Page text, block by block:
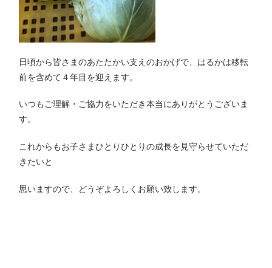
日頃から皆さまのあたたかい支えのおかげで、はるかは移転
前を含めて４年目を迎えます。
いつもご理解・ご協力をいただき本当にありがとうございま
す。
これからもお子さまひとりひとりの成長を見守らせていただ
きたいと
思いますので、どうぞよろしくお願い致します。